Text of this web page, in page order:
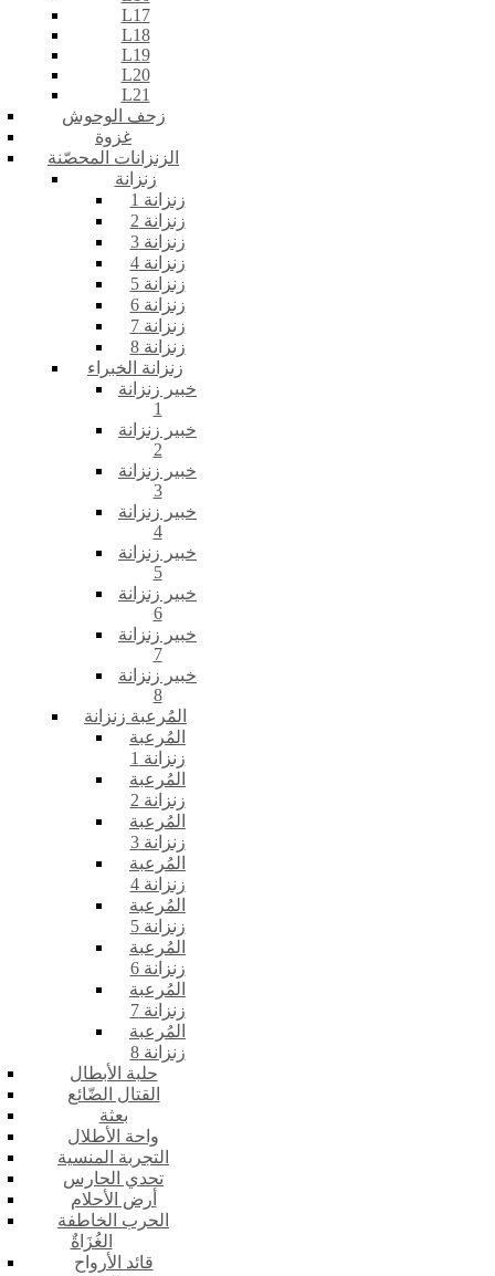
L17
L18
L19
L20
L21
زحف الوحوش
غزوة
الزنزانات المحصّنة
زنزانة
زنزانة 1
زنزانة 2
زنزانة 3
زنزانة 4
زنزانة 5
زنزانة 6
زنزانة 7
زنزانة 8
زنزانة الخبراء
خبير زنزانة
1
خبير زنزانة
2
خبير زنزانة
3
خبير زنزانة
4
خبير زنزانة
5
خبير زنزانة
6
خبير زنزانة
7
خبير زنزانة
8
المُرعبة زنزانة
المُرعبة
زنزانة 1
المُرعبة
زنزانة 2
المُرعبة
زنزانة 3
المُرعبة
زنزانة 4
المُرعبة
زنزانة 5
المُرعبة
زنزانة 6
المُرعبة
زنزانة 7
المُرعبة
زنزانة 8
حلبة الأبطال
القتال الضّائع
بعثة
واحة الأطلال
التجربة المنسية
تحدي الحارس
أرض الأحلام
الحرب الخاطفة
الغُزَاةٌ
قائد الأرواح